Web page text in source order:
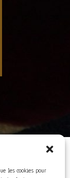
les cookies pour